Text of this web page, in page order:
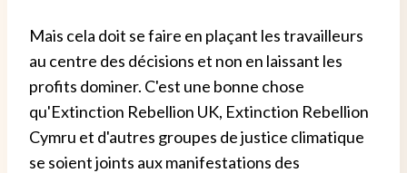
Mais cela doit se faire en plaçant les travailleurs
au centre des décisions et non en laissant les
profits dominer. C'est une bonne chose
qu'Extinction Rebellion UK, Extinction Rebellion
Cymru et d'autres groupes de justice climatique
se soient joints aux manifestations des